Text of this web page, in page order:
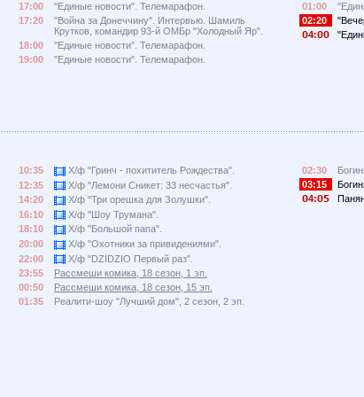
17:00
"Единые новости". Телемарафон.
17:20
"Война за Донеччину". Интервью. Шамиль
Крутков, командир 93-й ОМБр "Холодный Яр".
18:00
"Единые новости". Телемарафон.
19:00
"Единые новости". Телемарафон.
01:00
02:20
4:
10:35
Х/ф "Гринч - похититель Рождества".
12:35
Х/ф "Лемони Сникет: 33 несчастья".
14:20
Х/ф "Три орешка для Золушки".
16:10
Х/ф "Шоу Трумана".
18:10
Х/ф "Большой папа".
20:00
Х/ф "Охотники за привидениями".
22:00
Х/ф "DZIDZIO Первый раз".
23:55
Рассмеши комика, 18 сезон, 1 эп.
00:50
Рассмеши комика, 18 сезон, 15 эп.
01:35
Реалити-шоу "Лучший дом", 2 сезон, 2 эп.
02:30
03:15
4: